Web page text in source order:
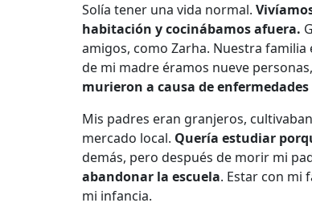
Solía tener una vida normal.
habitación y cocinábamos afuera.
amigos, como Zarha. Nuestra
de mi madre éramos nueve
murieron a causa de
Mis padres eran granjeros,
mercado local. Quería estudiar
demás, pero después de morir mi
abandonar la escuela. Estar con mi
mi infancia.